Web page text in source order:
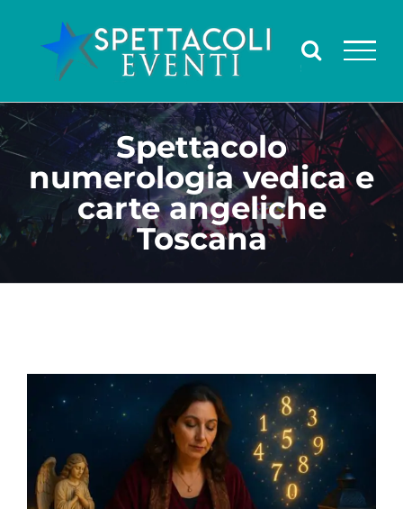
contenuto
Spettacolo
numerologia vedica e
carte angeliche
Toscana
Ingrandisci
immagine